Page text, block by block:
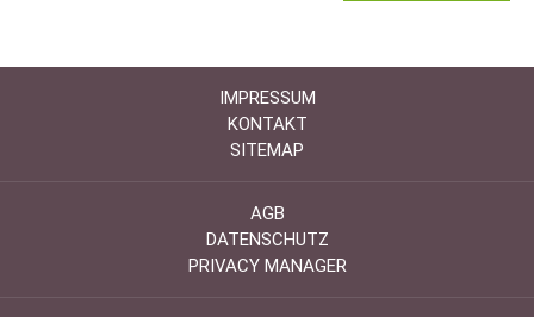
IMPRESSUM
KONTAKT
SITEMAP
AGB
DATENSCHUTZ
PRIVACY MANAGER